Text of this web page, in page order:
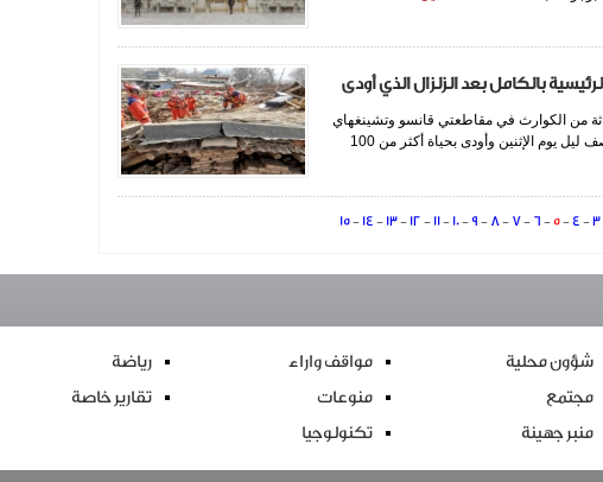
بالكامل بعد الزلزال الذي أودى
من الكوارث في مقاطعتي قانسو وتشينغهاي
بعد أن ضربهما زلزال بقوة 6.2 درجة في منتصف ليل يوم الإثنين وأودى بحياة أكثر من 100
3
-
4
-
5
-
6
-
7
-
8
-
9
-
10
-
11
-
12
-
13
-
14
-
15
شؤون محلية مواقف واراء رياضة
مجتمع منوعات تقارير خاصة
منبر جهينة تكنولوجيا